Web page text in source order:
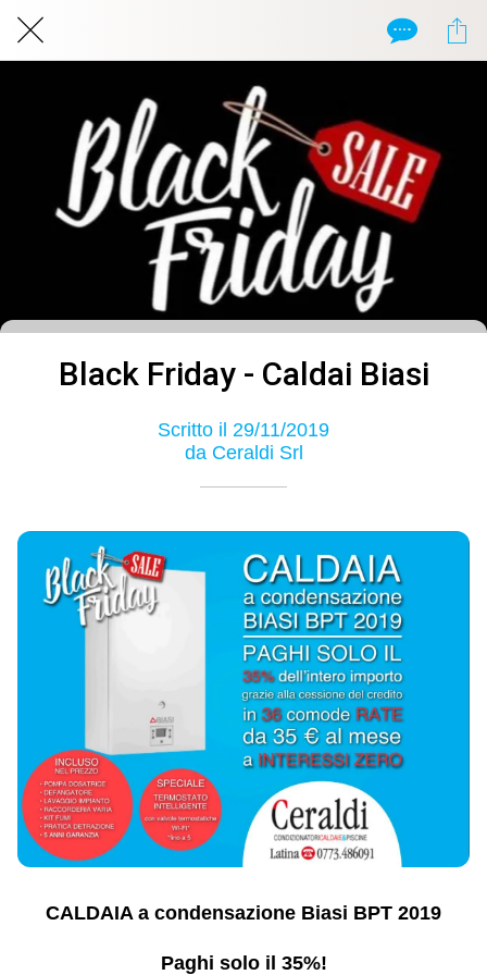
Black Friday - Caldai Biasi
Scritto il 29/11/2019
da Ceraldi Srl
CALDAIA a condensazione Biasi BPT 2019
Paghi solo il 35%!